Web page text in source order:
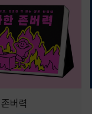
버력